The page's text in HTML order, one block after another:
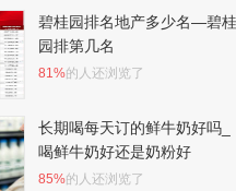
碧桂园排名地产多少名—碧桂
园排第几名
81%的人还浏览了
长期喝每天订的鲜牛奶好吗_
喝鲜牛奶好还是奶粉好
85%的人还浏览了